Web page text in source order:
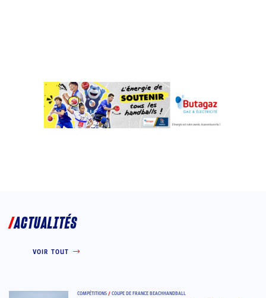
ACTUALITÉS
VOIR TOUT
COMPÉTITIONS / COUPE DE FRANCE BEACHHANDBALL